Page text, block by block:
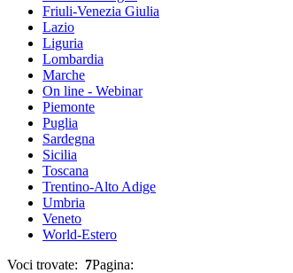
Friuli-Venezia Giulia
Lazio
Liguria
Lombardia
Marche
On line - Webinar
Piemonte
Puglia
Sardegna
Sicilia
Toscana
Trentino-Alto Adige
Umbria
Veneto
World-Estero
Voci trovate: 7Pagina: